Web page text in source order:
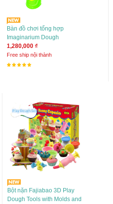
Bàn đồ chơi tổng hợp
Imaginarium Dough
1,280,000 ₫
Free ship nội thành
Bột nặn Fajiabao 3D Play
Dough Tools with Molds and